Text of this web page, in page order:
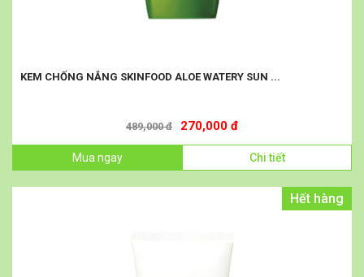
KEM CHỐNG NẮNG SKINFOOD ALOE WATERY SUN ...
489,000 đ 270,000 đ
Mua ngay Chi tiết
Hết hàng